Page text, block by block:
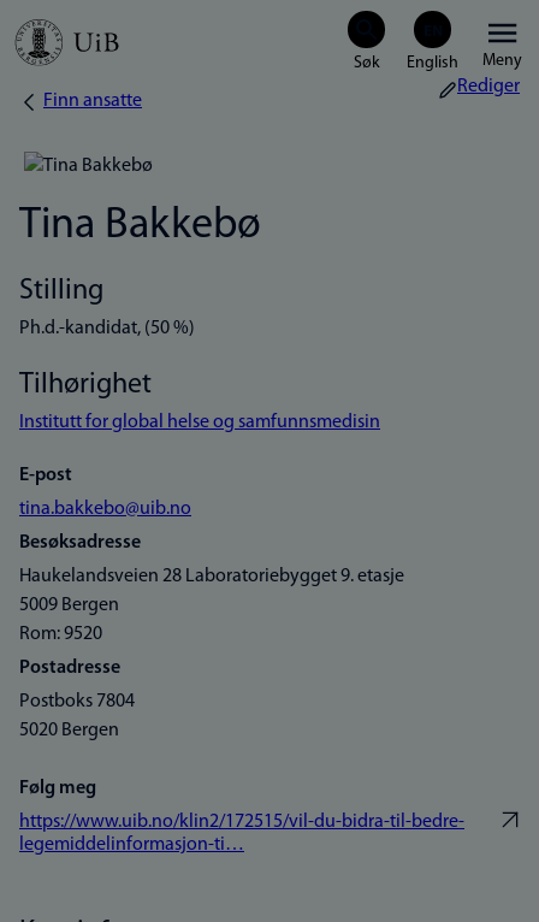
Hopp
Meny
Navigasjonssti
Finn ansatte
Rediger
Tina Bakkebø
Stilling
Ph.d.-kandidat, (50 %)
Tilhørighet
Institutt for global helse og samfunnsmedisin
E-post
tina.bakkebo@uib.no
Besøksadresse
Haukelandsveien 28 Laboratoriebygget 9. etasje
5009 Bergen
Rom: 9520
Postadresse
Postboks 7804
5020 Bergen
Følg meg
https://www.uib.no/klin2/172515/vil-du-bidra-til-bedre-
legemiddelinformasjon-ti…